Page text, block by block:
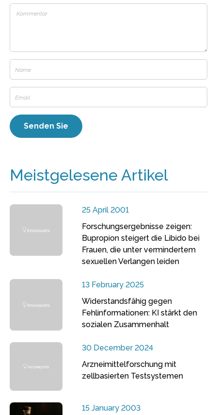
Meistgelesene Artikel
25 April 2001
Forschungsergebnisse zeigen:
Bupropion steigert die Libido bei
Frauen, die unter vermindertem
sexuellen Verlangen leiden
13 February 2025
Widerstandsfähig gegen
Fehlinformationen: KI stärkt den
sozialen Zusammenhalt
30 December 2024
Arzneimittelforschung mit
zellbasierten Testsystemen
15 January 2003